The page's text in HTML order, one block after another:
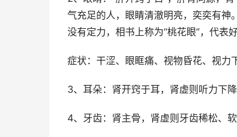
气充足的人，眼睛清澈明亮，奕奕有神
没有定力，相书上称为“桃花眼”，代表
症状：干涩、眼眶痛、视物昏花、视力
3、耳朵：肾开窍于耳，肾虚则听力下降
4、牙齿：肾主骨，肾虚则牙齿稀松、软